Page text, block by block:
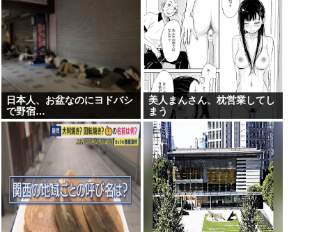
日本人、お盆なのにヨドバシ
で野宿…
美人まんさん、枕営業してし
まう